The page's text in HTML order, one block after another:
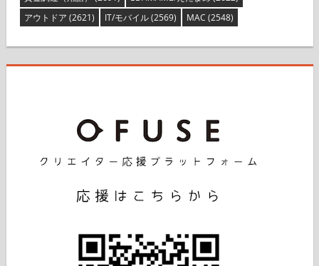
アウトドア (2621) IT/モバイル(2569) MAC (2548)